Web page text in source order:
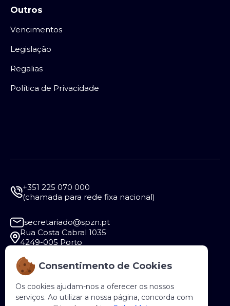
Consentimento de Cookies
Os cookies ajudam-nos a oferecer os nossos
serviços. Ao utilizar a nossa página, concorda com
Outros
Vencimentos
Legislação
Regalias
Política de Privacidade
+351 225 070 000
(chamada para rede fixa nacional)
secretariado@spzn.pt
Rua Costa Cabral 1035
4249-005 Porto
Segunda a Sexta - 9:30 às 12:30 e das 14:00 às
18:00